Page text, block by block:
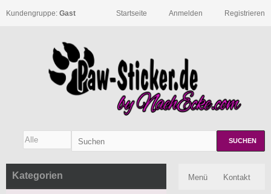
Kundengruppe: Gast Registrieren
Anmelden
Startseite
SUCHEN
Menü Kontakt
Kategorien